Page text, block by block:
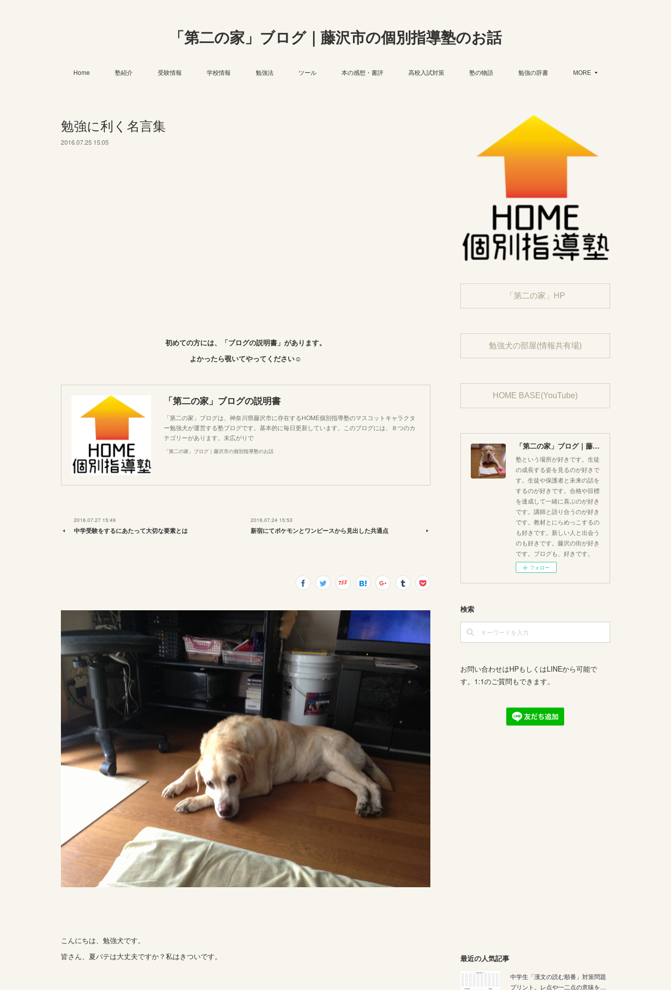
「第二の家」ブログ｜藤沢市の個別指導塾のお話
Home 塾紹介 受験情報 学校情報 勉強法 ツール 本の感想・書評 高校入試対策 塾の物語 勉強の辞書 MORE
勉強に利く名言集
2016.07.25 15:05
初めての方には、「ブログの説明書」があります。
よかったら覗いてやってください☺︎
「第二の家」ブログの説明書
「第二の家」ブログは、神奈川県藤沢市に存在するHOME個別指導塾のマスコットキャラクタ
ー勉強犬が運営する塾ブログです。基本的に毎日更新しています。このブログには、８つのカ
テゴリーがあります。末広がりで
「第二の家」ブログ｜藤沢市の個別指導塾のお話
2016.07.27 15:49
中学受験をするにあたって大切な要素とは
2016.07.24 15:53
新宿にてポケモンとワンピースから見出した共通点
こんにちは、勉強犬です。
皆さん、夏バテは大丈夫ですか？私はきついです。
「第二の家」HP
勉強犬の部屋(情報共有場)
HOME BASE(YouTube)
「第二の家」ブログ｜藤沢市の個別指導塾のお話
塾という場所が好きです。生徒
の成長する姿を見るのが好きで
す。生徒や保護者と未来の話を
するのが好きです。合格や目標
を達成して一緒に喜ぶのが好き
です。講師と語り合うのが好き
です。教材とにらめっこするの
も好きです。新しい人と出会う
のも好きです。藤沢の街が好き
です。ブログも、好きです。
フォロー
検索
お問い合わせはHPもしくはLINEから可能で
す。1:1のご質問もできます。
最近の人気記事
中学生「漢文の読む順番」対策問題
プリント。レ点や一二点の意味を…